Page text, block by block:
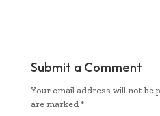
k
r
p
p
Submit a Comment
Your email address will not be
are marked *